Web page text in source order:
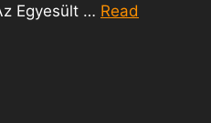
Egyesült … Read